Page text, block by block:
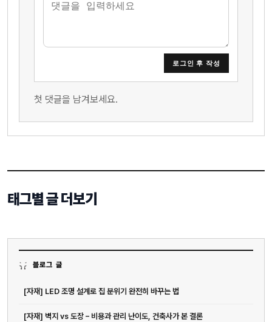
블로그 글
[자재] LED 조명 설계로 집 분위기 완전히 바꾸는 법
[자재] 벽지 vs 도장 – 비용과 관리 난이도, 건축사가 본 결론
로그인 후 작성
첫 댓글을 남겨보세요.
태그별 글 더보기